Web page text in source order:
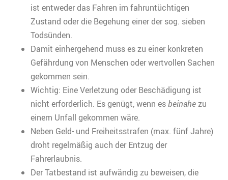
ist entweder das Fahren im fahruntüchtigen
Zustand oder die Begehung einer der sog. sieben
Todsünden.
Damit einhergehend muss es zu einer konkreten
Gefährdung von Menschen oder wertvollen Sachen
gekommen sein.
Wichtig: Eine Verletzung oder Beschädigung ist
nicht erforderlich. Es genügt, wenn esbeinahezu
einem Unfall gekommen wäre.
Neben Geld- und Freiheitsstrafen (max. fünf Jahre)
droht regelmäßig auch der Entzug der
Fahrerlaubnis.
Der Tatbestand ist aufwändig zu beweisen, die